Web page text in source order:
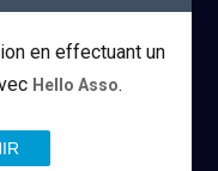
en effectuant un
Hello Asso.